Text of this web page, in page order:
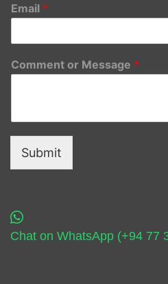
Email *
Comment or Message *
Submit
Chat on WhatsApp (+94 77